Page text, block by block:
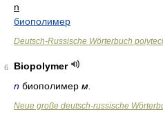
n
биополимер
Deutsch-Russische Wörterbuch
6
Biopolymer
n биополимер м.
Neue große deutsch-russische